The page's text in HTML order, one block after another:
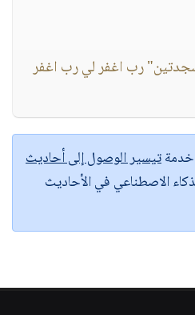
رب اغفر لي رب اغفر
تيسير الوصول إلى أحاديث
الاصطناعي في الأحاديث